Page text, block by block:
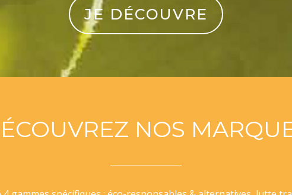
JE DÉCOUVRE
NOS